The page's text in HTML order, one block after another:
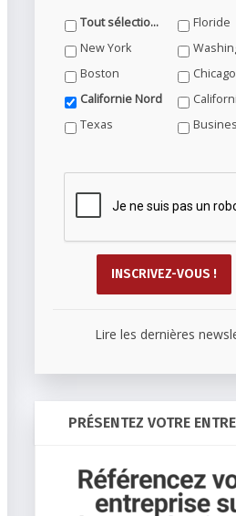
Tout sélectionner
Floride
New York
Boston
Californie Nord
Texas
Lire les dernières
PRÉSENTEZ VOTRE